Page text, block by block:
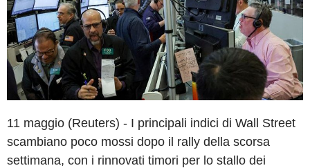
11 maggio (Reuters) - I principali indici di Wall Street
scambiano poco mossi dopo il rally della scorsa
settimana, con i rinnovati timori per lo stallo dei